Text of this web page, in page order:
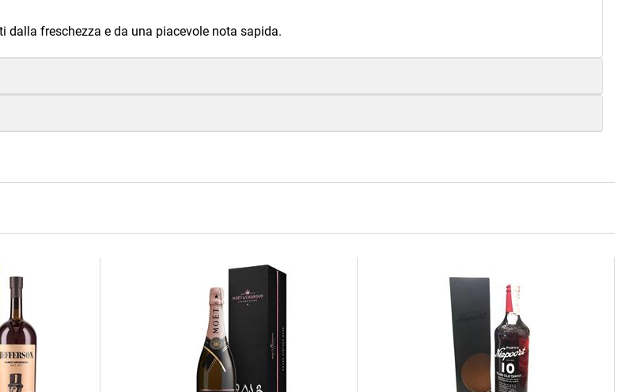
dalla freschezza e da una piacevole nota sapida.